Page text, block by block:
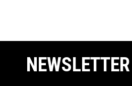
NEWSLETTER